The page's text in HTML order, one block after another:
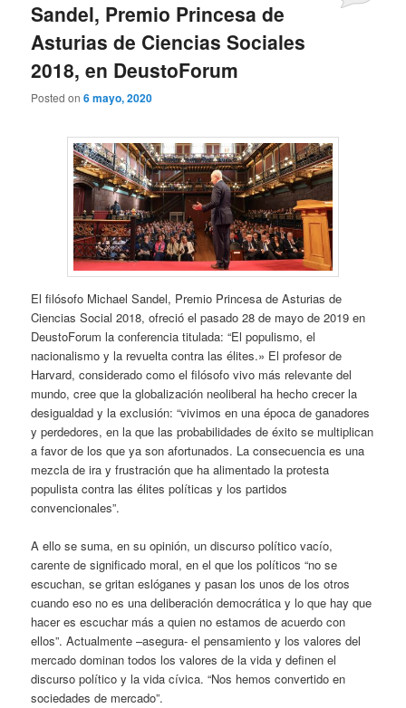
Sandel, Premio Princesa de
Asturias de Ciencias Sociales
2018, en DeustoForum
Posted on6 mayo, 2020
El filósofo Michael Sandel, Premio Princesa de Asturias de
Ciencias Social 2018, ofreció el pasado 28 de mayo de 2019 en
DeustoForum la conferencia titulada: “El populismo, el
nacionalismo y la revuelta contra las élites.» El profesor de
Harvard, considerado como el filósofo vivo más relevante del
mundo, cree que la globalización neoliberal ha hecho crecer la
desigualdad y la exclusión: “vivimos en una época de ganadores
y perdedores, en la que las probabilidades de éxito se multiplican
a favor de los que ya son afortunados. La consecuencia es una
mezcla de ira y frustración que ha alimentado la protesta
populista contra las élites políticas y los partidos
convencionales”.
A ello se suma, en su opinión, un discurso político vacío,
carente de significado moral, en el que los políticos “no se
escuchan, se gritan eslóganes y pasan los unos de los otros
cuando eso no es una deliberación democrática y lo que hay que
hacer es escuchar más a quien no estamos de acuerdo con
ellos”. Actualmente –asegura- el pensamiento y los valores del
mercado dominan todos los valores de la vida y definen el
discurso político y la vida cívica. “Nos hemos convertido en
sociedades de mercado”.